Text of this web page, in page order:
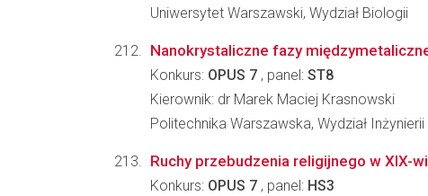
Uniwersytet Warszawski, Wydział Biologii
Nanokrystaliczne fazy
Konkurs: OPUS 7 , panel: ST8
Kierownik: dr Marek Maciej Krasnowski
Politechnika Warszawska, Wydział
Ruchy przebudzenia religijnego w XIX-
Konkurs: OPUS 7 , panel: HS3